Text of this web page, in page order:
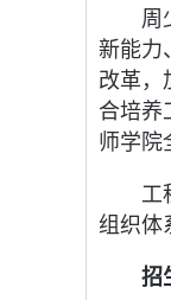
周
新能力
改革，
合培养
师学院
工
组织体
招